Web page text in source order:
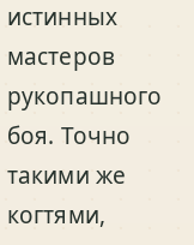
истинных
мастеров
рукопашного
боя. Точно
такими же
когтями,